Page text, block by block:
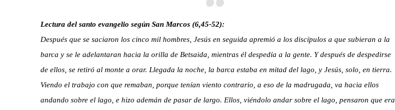
Lectura del santo evangelio según San Marcos (6,45-52):
Después que se saciaron los cinco mil hombres, Jesús en seguida apremió a los discípulos a que subieran a la
barca y se le adelantaran hacia la orilla de Betsaida, mientras él despedía a la gente. Y después de despedirse
de ellos, se retiró al monte a orar. Llegada la noche, la barca estaba en mitad del lago, y Jesús, solo, en tierra.
Viendo el trabajo con que remaban, porque tenían viento contrario, a eso de la madrugada, va hacia ellos
andando sobre el lago, e hizo ademán de pasar de largo. Ellos, viéndolo andar sobre el lago, pensaron que era